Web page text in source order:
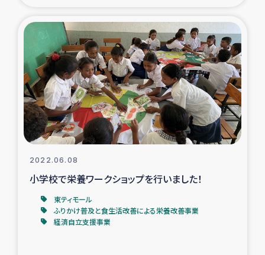
トルコ・シリア地震被災者支援
デニヤヤ小規模紅茶農家支援
コーヒー生産者支援
アイナロ県マウベシ郡でのコーヒー畑改善事業
女性の生計向上支援
アグロフォレストリー（カカオ）事業
2022.06.08
小学校で栄養ワークショップを行いました！
東ティモール
ふりかけ普及と食生活改善による栄養改善事業
経済自立支援事業